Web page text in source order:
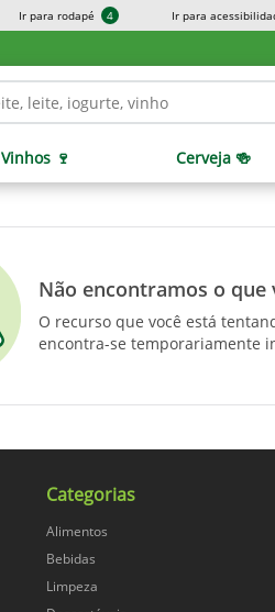
Ir para rodapé 4 Ir para
Vinhos 🍷 Cerveja 🍻
Não encontramos o que
O recurso que você está
encontra-se temporariamente
Categorias
Alimentos
Bebidas
Limpeza